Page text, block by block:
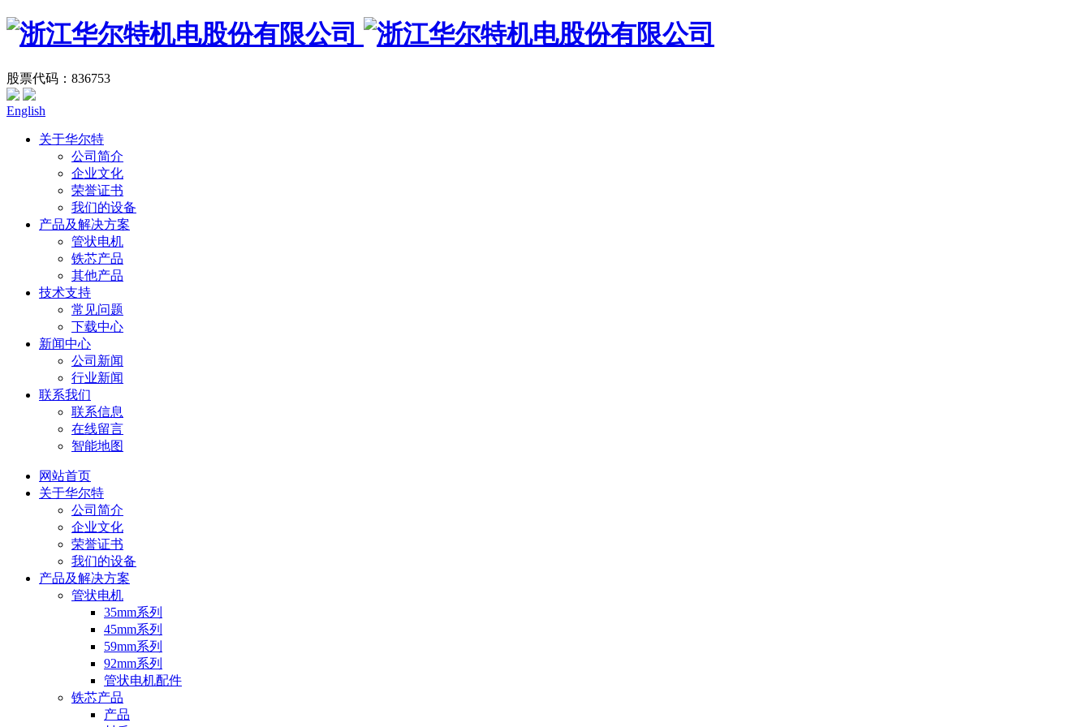
股票代码：836753
English
关于华尔特
公司简介
企业文化
荣誉证书
我们的设备
产品及解决方案
管状电机
铁芯产品
其他产品
技术支持
常见问题
下载中心
新闻中心
公司新闻
行业新闻
联系我们
联系信息
在线留言
智能地图
网站首页
关于华尔特
公司简介
企业文化
荣誉证书
我们的设备
产品及解决方案
管状电机
35mm系列
45mm系列
59mm系列
92mm系列
管状电机配件
铁芯产品
产品